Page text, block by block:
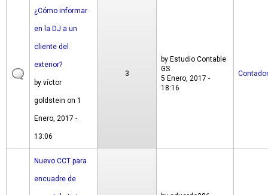
¿Cómo informar
en la DJ a un
cliente del
exterior?
by víctor
goldstein on 1
Enero, 2017 -
13:06
3
by Estudio Contable
GS
5 Enero, 2017 -
18:16
Nuevo CCT para
encuadre de